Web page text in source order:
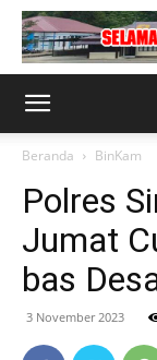
Beranda BinKam
Polres
Jumat
bas
3 November 2023